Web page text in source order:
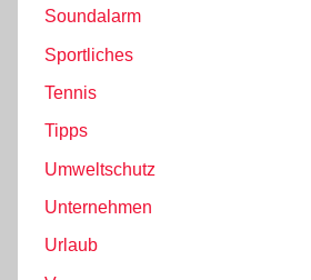
Soundalarm
Sportliches
Tennis
Tipps
Umweltschutz
Unternehmen
Urlaub